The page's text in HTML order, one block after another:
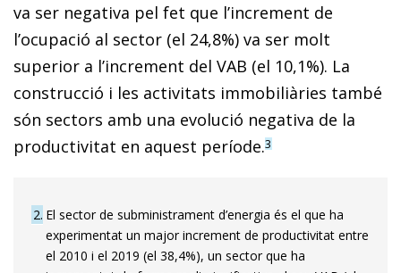
va ser negativa pel fet que l’increment de
l’ocupació al sector (el 24,8%) va ser molt
superior a l’increment del VAB (el 10,1%). La
construcció i les activitats immobiliàries també
són sectors amb una evolució negativa de la
productivitat en aquest període.3
2 El sector de subministrament d’energia és el que ha
experimentat un major increment de productivitat entre
el 2010 i el 2019 (el 38,4%), un sector que ha